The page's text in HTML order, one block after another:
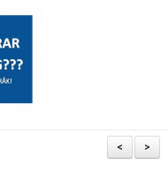
>
<